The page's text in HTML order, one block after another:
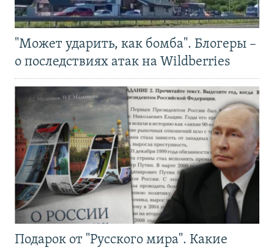
"Может ударить, как бомба". Блогеры –
о последствиях атак на Wildberries
Подарок от "Русского мира". Какие